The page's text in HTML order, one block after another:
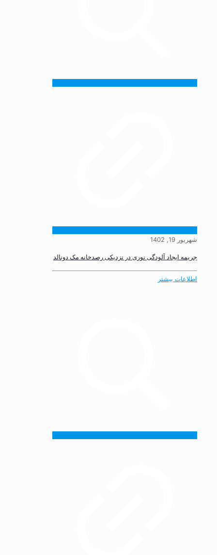
شهریور 19, 1402
جریمه ایجاد آلودگی نوری در نزدیکی رصدخانه مک دونالد
اطلاعات بیشتر